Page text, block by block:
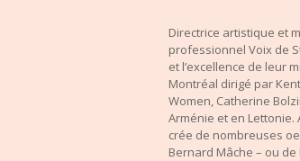
Directrice artistique et
professionnel Voix de
et l’excellence de leur
Montréal dirigé par
Women, Catherine
Arménie et en
crée de nombreuses
Bernard Mâche – ou